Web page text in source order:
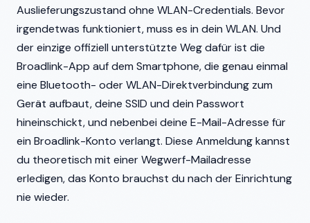
Auslieferungszustand ohne WLAN-Credentials. Bevor
irgendetwas funktioniert, muss es in dein WLAN. Und
der einzige offiziell unterstützte Weg dafür ist die
Broadlink-App auf dem Smartphone, die genau einmal
eine Bluetooth- oder WLAN-Direktverbindung zum
Gerät aufbaut, deine SSID und dein Passwort
hineinschickt, und nebenbei deine E-Mail-Adresse für
ein Broadlink-Konto verlangt. Diese Anmeldung kannst
du theoretisch mit einer Wegwerf-Mailadresse
erledigen, das Konto brauchst du nach der Einrichtung
nie wieder.